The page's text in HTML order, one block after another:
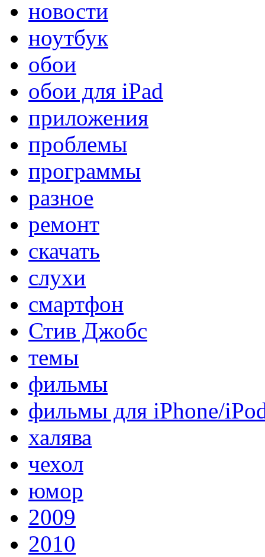
новости
ноутбук
обои
обои для iPad
приложения
проблемы
программы
разное
ремонт
скачать
слухи
смартфон
Стив Джобс
темы
фильмы
фильмы для iPhone/
халява
чехол
юмор
2009
2010